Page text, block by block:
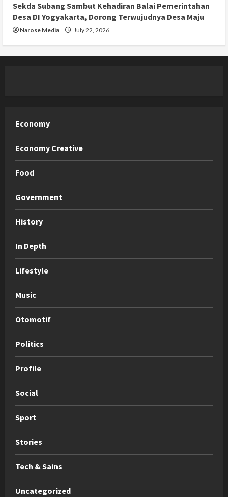
Sekda Subang Sambut Kehadiran Balai Pemerintahan
Desa DI Yogyakarta, Dorong Terwujudnya Desa Maju
Narose Media July 22, 2026
Economy
Economy Creative
Food
Government
History
In Depth
Lifestyle
Music
Otomotif
Politics
Profile
Social
Sport
Stories
Tech & Sains
Uncategorized